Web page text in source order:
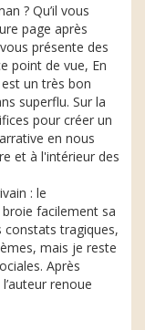
? Qu’il vous
page après
présente des
point de vue, En
un très bon
superflu. Sur la
pour créer un
en nous
et à l'intérieur des
: le
facilement sa
constats tragiques,
mais je reste
Après
renoue